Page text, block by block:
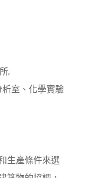
;
室、化學實驗
生產條件來選